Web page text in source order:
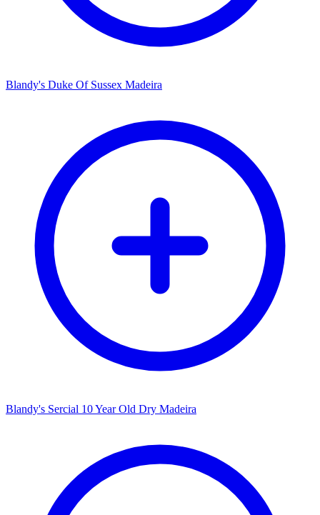
Blandy's Duke Of Sussex Madeira
Blandy's Sercial 10 Year Old Dry Madeira